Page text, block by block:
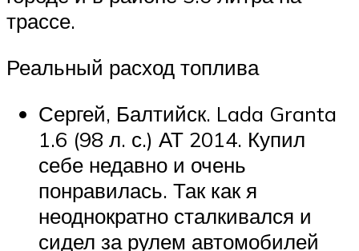
трассе.
Реальный расход топлива
Сергей, Балтийск. Lada Granta
1.6 (98 л. с.) АТ 2014. Купил
себе недавно и очень
понравилась. Так как я
неоднократно сталкивался и
сидел за рулем автомобилей